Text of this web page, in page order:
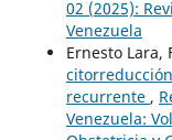
02 (2025):
Venezuela
Ernesto Lara,
recurrente ,
Venezuela: